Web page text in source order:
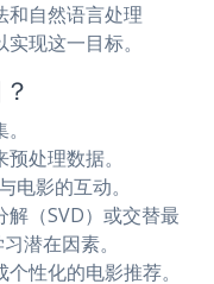
和自然语言处理
现这一目标。
处理数据。
电影的互动。
（SVD）或交替最
潜在因素。
性化的电影推荐。